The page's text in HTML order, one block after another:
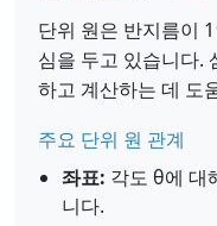
단위 원은 반지름이
심을 두고 있습니다.
하고 계산하는 데 도
주요 단위 원 관계
좌표: 각도 θ에 대
니다.